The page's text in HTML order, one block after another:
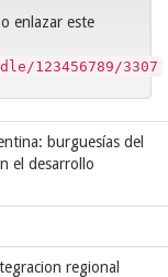
enlazar este
123456789/3307
burguesías del
el desarrollo
regional